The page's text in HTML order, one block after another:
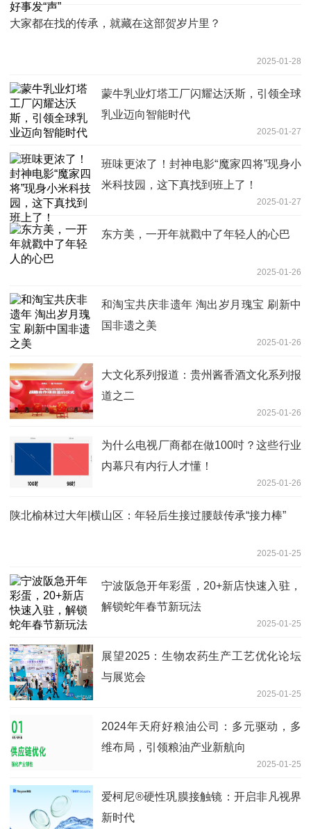
大家都在找的传承，就藏在这部贺岁片里？
2025-01-28
蒙牛乳业灯塔工厂闪耀达沃斯，引领全球
乳业迈向智能时代
2025-01-27
班味更浓了！封神电影“魔家四将”现身小
米科技园，这下真找到班上了！
2025-01-27
东方美，一开年就戳中了年轻人的心巴
2025-01-26
和淘宝共庆非遗年 淘出岁月瑰宝 刷新中
国非遗之美
2025-01-26
大文化系列报道：贵州酱香酒文化系列报
道之二
2025-01-26
为什么电视厂商都在做100吋？这些行业
内幕只有内行人才懂！
2025-01-26
陕北榆林过大年|横山区：年轻后生接过腰鼓传承“接力棒”
2025-01-25
宁波阪急开年彩蛋，20+新店快速入驻，
解锁蛇年春节新玩法
2025-01-25
展望2025：生物农药生产工艺优化论坛
与展览会
2025-01-25
2024年天府好粮油公司：多元驱动，多
维布局，引领粮油产业新航向
2025-01-25
爱柯尼®硬性巩膜接触镜：开启非凡视界
新时代